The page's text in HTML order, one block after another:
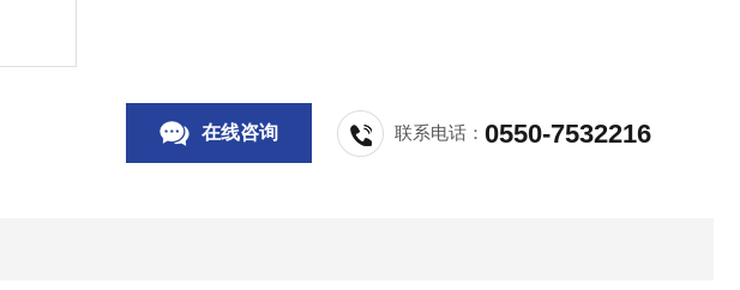
在线咨询 联系电话：0550-7532216